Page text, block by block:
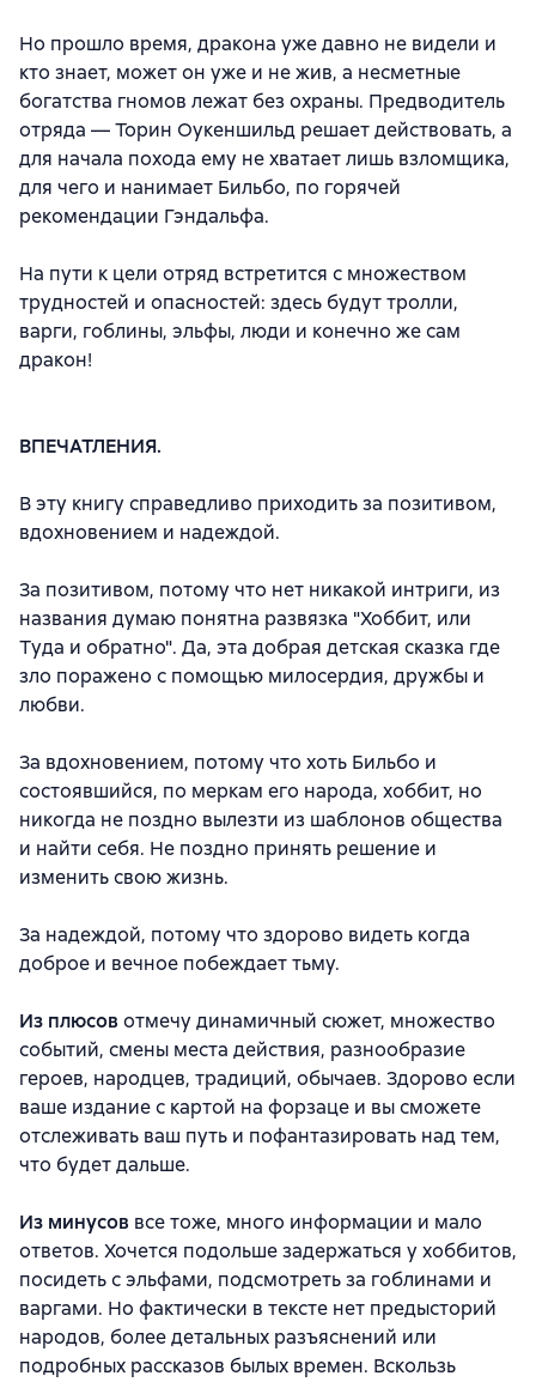
Но прошло время, дракона уже давно не видели и
кто знает, может он уже и не жив, а несметные
богатства гномов лежат без охраны. Предводитель
отряда — Торин Оукеншильд решает действовать, а
для начала похода ему не хватает лишь взломщика,
для чего и нанимает Бильбо, по горячей
рекомендации Гэндальфа.
На пути к цели отряд встретится с множеством
трудностей и опасностей: здесь будут тролли,
варги, гоблины, эльфы, люди и конечно же сам
дракон!
ВПЕЧАТЛЕНИЯ.
В эту книгу справедливо приходить за позитивом,
вдохновением и надеждой.
За позитивом, потому что нет никакой интриги, из
названия думаю понятна развязка "Хоббит, или
Туда и обратно". Да, эта добрая детская сказка где
зло поражено с помощью милосердия, дружбы и
любви.
За вдохновением, потому что хоть Бильбо и
состоявшийся, по меркам его народа, хоббит, но
никогда не поздно вылезти из шаблонов общества
и найти себя. Не поздно принять решение и
изменить свою жизнь.
За надеждой, потому что здорово видеть когда
доброе и вечное побеждает тьму.
Из плюсов отмечу динамичный сюжет, множество
событий, смены места действия, разнообразие
героев, народцев, традиций, обычаев. Здорово если
ваше издание с картой на форзаце и вы сможете
отслеживать ваш путь и пофантазировать над тем,
что будет дальше.
Из минусов все тоже, много информации и мало
ответов. Хочется подольше задержаться у хоббитов,
посидеть с эльфами, подсмотреть за гоблинами и
варгами. Но фактически в тексте нет предысторий
народов, более детальных разъяснений или
подробных рассказов былых времен. Вскользь